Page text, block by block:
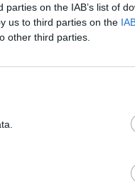
on the IAB’s list of
us to third parties on the
other third parties.